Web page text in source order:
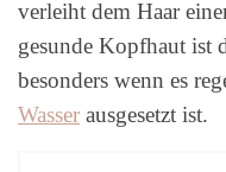
verleiht dem Haar
gesunde Kopfhaut ist
besonders wenn es
Wasser ausgesetzt ist.